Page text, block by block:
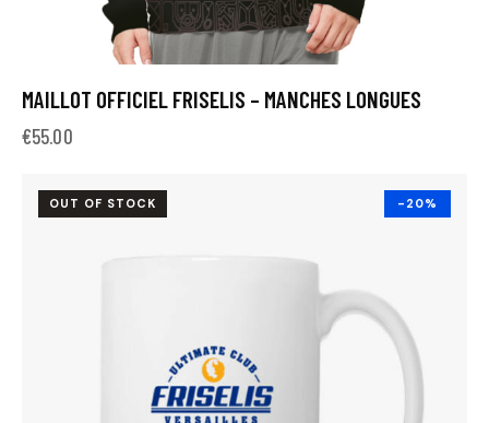
MAILLOT OFFICIEL FRISELIS – MANCHES LONGUES
€55.00
OUT OF STOCK -20%